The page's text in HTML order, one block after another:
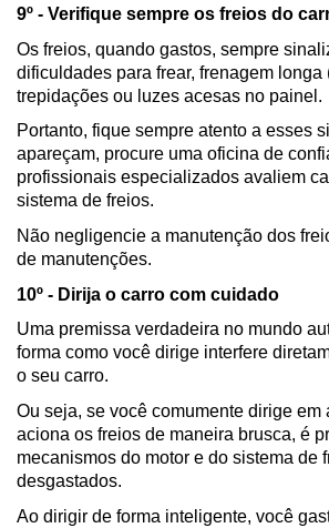
9º - Verifique sempre os freios do
Os freios, quando gastos, sempre
dificuldades para frear, frenagem longa
trepidações ou luzes acesas no painel.
Portanto, fique sempre atento a esses
apareçam, procure uma oficina de
profissionais especializados avaliem
sistema de freios.
Não negligencie a manutenção dos
de manutenções.
10º - Dirija o carro com cuidado
Uma premissa verdadeira no mundo
forma como você dirige interfere
o seu carro.
Ou seja, se você comumente dirige em
aciona os freios de maneira brusca, é
mecanismos do motor e do sistema de
desgastados.
Ao dirigir de forma inteligente, você